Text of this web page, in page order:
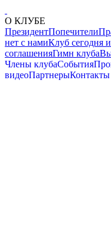
О КЛУБЕ
ПрезидентПопечители
нет с намиКлуб сегодня
соглашенияГимн клуба
Члены клубаСобытия
видеоПартнерыКонтакты